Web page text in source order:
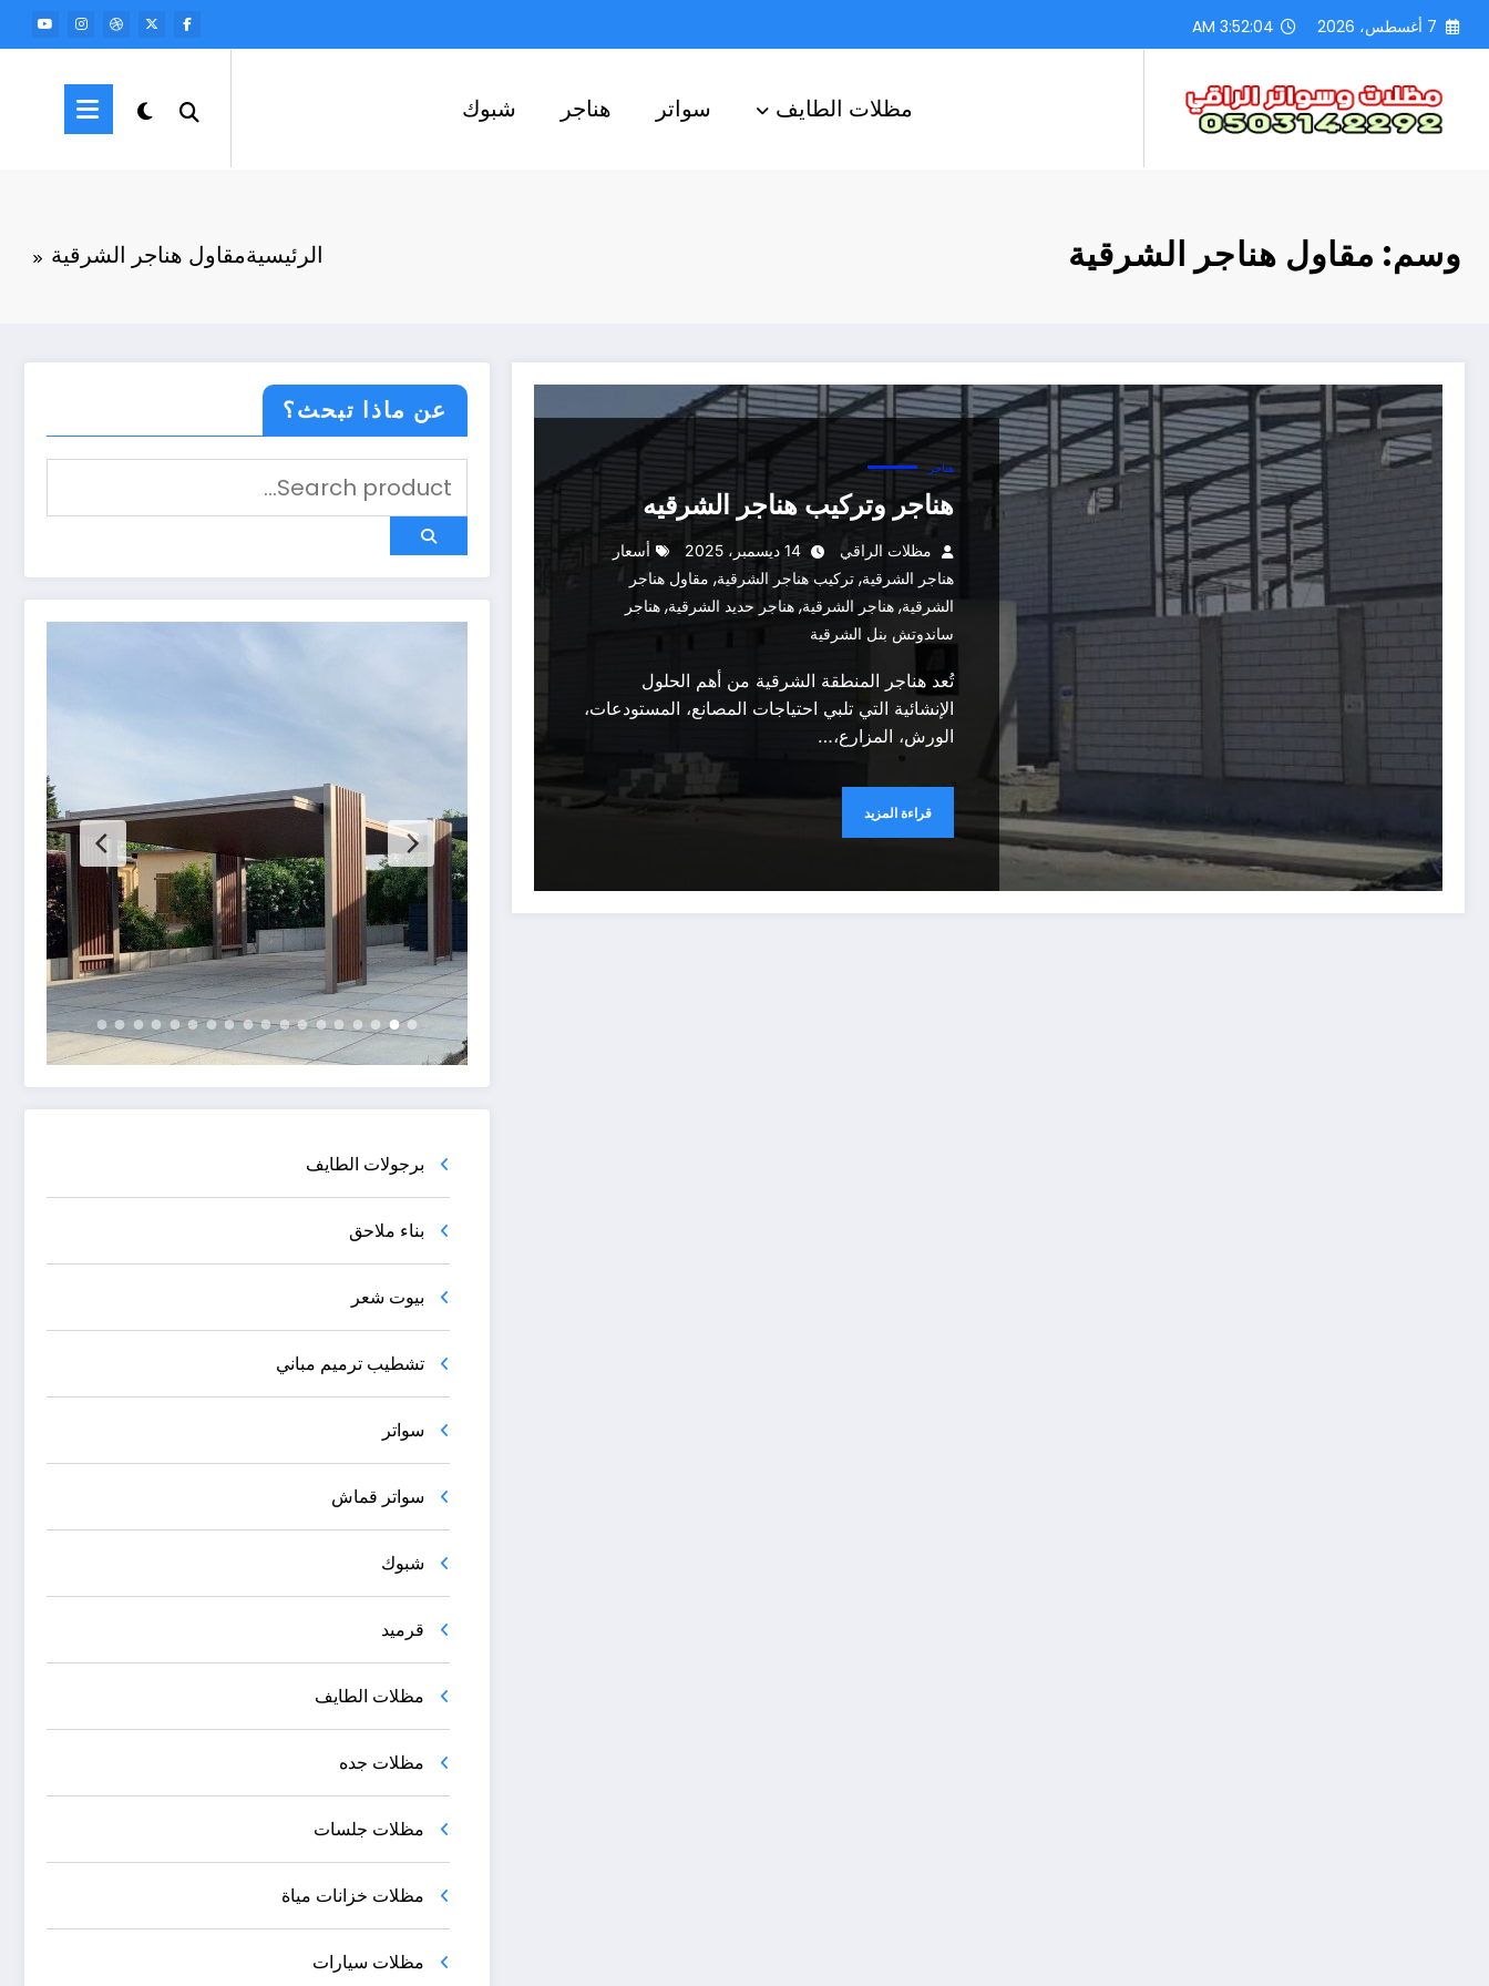
التجاوز
7 أغسطس، 2026 3:52:05 AM
مظلات الطايف سواتر هناجر شبوك
وسم: مقاول هناجر الشرقية الرئيسيةمقاول هناجر الشرقية
هناجر
هناجر وتركيب هناجر الشرقيه
مظلات الراقي 14 ديسمبر، 2025
أسعار
هناجر الشرقية, تركيب هناجر الشرقية, مقاول هناجر
الشرقية, هناجر الشرقية, هناجر حديد الشرقية, هناجر
ساندوتش بنل الشرقية
تُعد هناجر المنطقة الشرقية من أهم الحلول
الإنشائية التي تلبي احتياجات المصانع، المستودعات،
الورش، المزارع،…
قراءة المزيد
عن ماذا تبحث؟
برجولات الطايف
بناء ملاحق
بيوت شعر
تشطيب ترميم مباني
سواتر
سواتر قماش
شبوك
قرميد
مظلات الطايف
مظلات جده
مظلات جلسات
مظلات خزانات مياة
مظلات سيارات